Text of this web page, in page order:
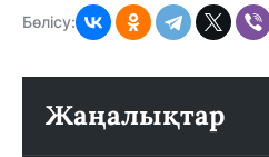
Бөлісу:
Жаңалықтар